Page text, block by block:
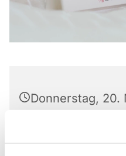
Donnerstag, 20.
Markus-